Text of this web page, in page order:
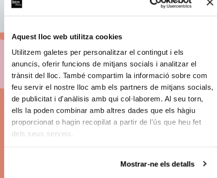
Aquest lloc web utilitza cookies
Utilitzem galetes per personalitzar el contingut i els
anuncis, oferir funcions de mitjans socials i analitzar el
trànsit del lloc. També compartim la informació sobre com
feu servir el nostre lloc amb els partners de mitjans socials,
de publicitat i d'anàlisis amb qui col·laborem. Al seu torn,
ells la poden combinar amb altres dades que els hàgiu
proporcionat o hagin recopilat a partir de l'ús que heu fet
dels seus serveis.
Mostrar-ne els detalls
Abona't a BCN Clàssics
26/27
Descomptes en els preus de les entrades.
Grans concerts. Les millors localitats. Pagament